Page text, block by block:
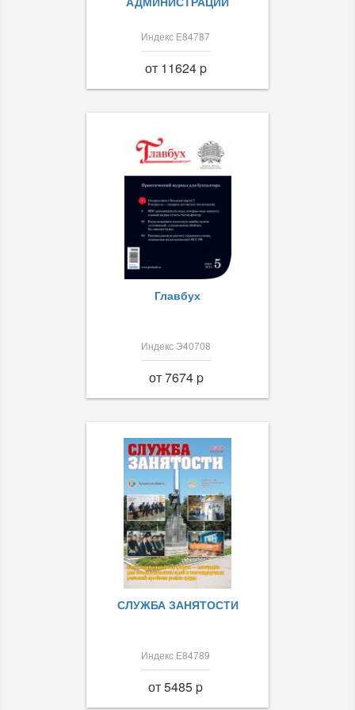
Индекс Е84787
от 11624 p
Главбух
Индекс Э40708
от 7674 p
СЛУЖБА ЗАНЯТОСТИ
Индекс Е84789
от 5485 p